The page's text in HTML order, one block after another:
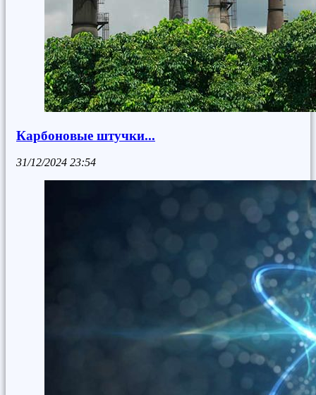
Карбоновые штучки...
31/12/2024 23:54